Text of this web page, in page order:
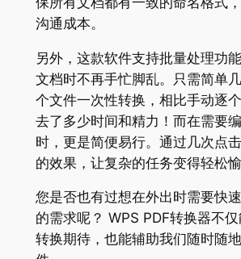
沟通成本。
另外，这款软件支持批量处理功
文档时不再手忙脚乱。只需简单
个文件一次性转换，相比手动逐
去了多少时间和精力！而在需要
时，更是简便易行。通过几次点
的效果，让复杂的任务变得轻松愉
您是否也有过想在外出时需要快
的需求呢？ WPS PDF转换器不
转换期待，也能辅助我们随时随